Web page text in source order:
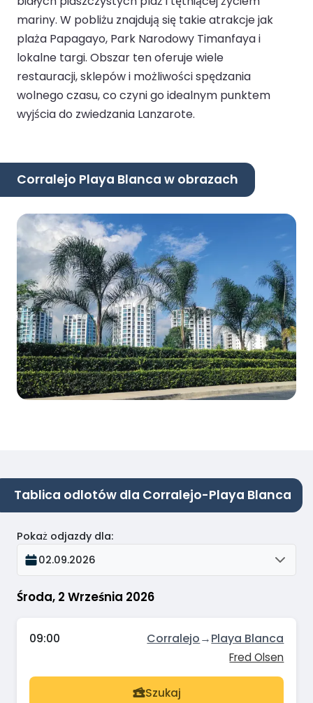
mariny. W pobliżu znajdują się takie atrakcje jak
plaża Papagayo, Park Narodowy Timanfaya i
lokalne targi. Obszar ten oferuje wiele
restauracji, sklepów i możliwości spędzania
wolnego czasu, co czyni go idealnym punktem
wyjścia do zwiedzania Lanzarote.
Corralejo Playa Blanca w obrazach
Tablica odlotów dla Corralejo-Playa Blanca
Środa, 2 Września 2026
Pokaż odjazdy dla:
02.09.2026
09:00 Corralejo→Playa Blanca
Fred Olsen
Szukaj